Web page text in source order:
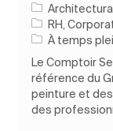
Catégorie
RH,
Type d’emploi
À temps
Le Comptoir
référence du
peinture et
des